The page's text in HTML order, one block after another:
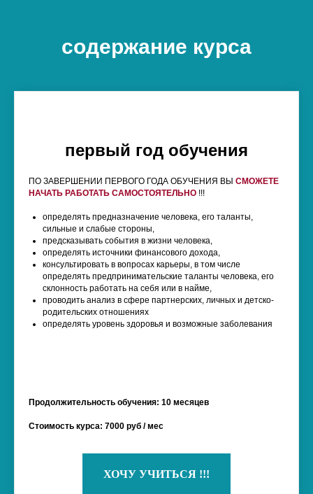
содержание курса
первый год обучения
ПО ЗАВЕРШЕНИИ ПЕРВОГО ГОДА ОБУЧЕНИЯ ВЫ СМОЖЕТЕ
НАЧАТЬ РАБОТАТЬ САМОСТОЯТЕЛЬНО !!!
определять предназначение человека, его таланты,
сильные и слабые стороны,
предсказывать события в жизни человека,
определять источники финансового дохода,
консультировать в вопросах карьеры, в том числе
определять предпринимательские таланты человека, его
склонность работать на себя или в найме,
проводить анализ в сфере партнерских, личных и детско-
родительских отношениях
определять уровень здоровья и возможные заболевания
Продолжительность обучения: 10 месяцев
Стоимость курса: 7000 руб / мес
ХОЧУ УЧИТЬСЯ !!!